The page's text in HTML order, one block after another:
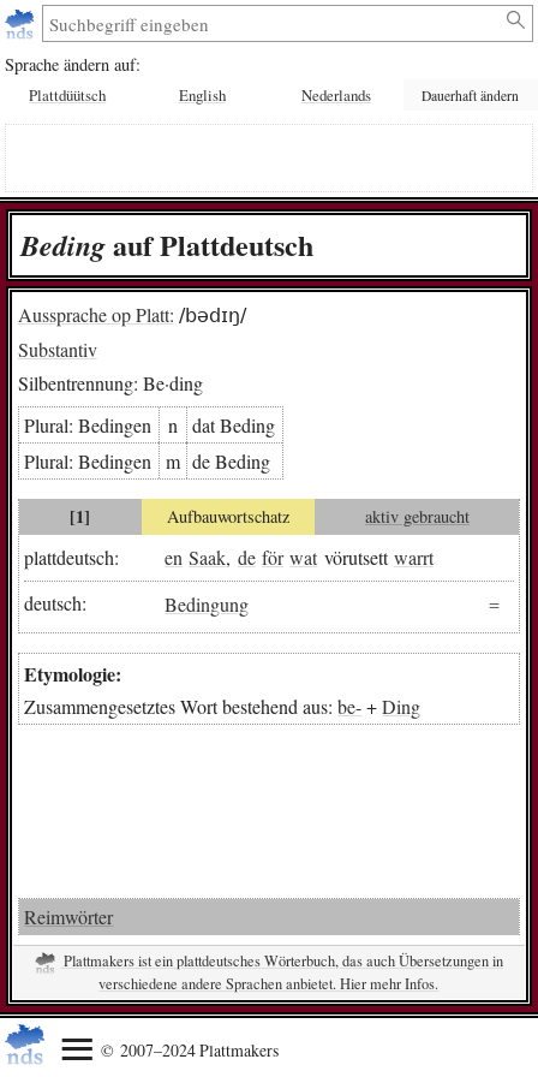
Sprache ändern auf:
Plattdüütsch English Nederlands Dauerhaft ändern
Be­din­gauf Plattdeutsch
Aussprache op Platt: /bədɪŋ/
Substantiv
Silbentrennung: Be·ding
Plural:Be­din­gen n
dat Be­din­g
Plural:Be­din­gen m de Be­din­g
[1] Aufbauwortschatz aktiv gebraucht
plattdeutsch: en Saak, de för watvörutsettwarrt
deutsch:
Bedingung
Etymologie:
Zusammengesetztes Wort bestehend aus:be-+Ding
Reimwörter
Plattmakers ist ein plattdeutsches Wörterbuch, das auch Übersetzungen in
verschiedene andere Sprachen anbietet. Hier mehr Infos.
© 2007–2024 Plattmakers